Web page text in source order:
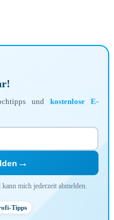
undkostenlose E-
→
kann mich jederzeit abmelden.
Tipps